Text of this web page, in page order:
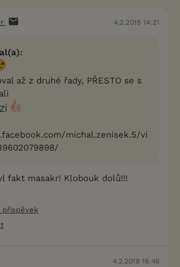
4.2.2019 14:21
až z druhé řady, PŘESTO se s
michal.zenisek.5/vi
fakt masakr! Klobouk dolů!!!
příspěvek
4.2.2019 16:46